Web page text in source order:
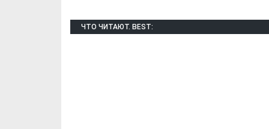
ЧТО ЧИТАЮТ. BEST: